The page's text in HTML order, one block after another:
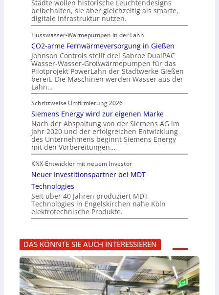
Städte wollen historische Leuchtendesigns
beibehalten, sie aber gleichzeitig als smarte,
digitale Infrastruktur nutzen.
Flusswasser-Wärmepumpen in der Lahn
CO2-arme Fernwärmeversorgung in Gießen
Johnson Controls stellt drei Sabroe DualPAC
Wasser-Wasser-Großwärmepumpen für das
Pilotprojekt PowerLahn der Stadtwerke Gießen
bereit. Die Maschinen werden Wasser aus der
Lahn…
Schrittweise Umfirmierung 2026
Siemens Energy wird zur eigenen Marke
Nach der Abspaltung von der Siemens AG im
Jahr 2020 und der erfolgreichen Entwicklung
des Unternehmens beginnt Siemens Energy
mit den Vorbereitungen…
KNX-Entwickler mit neuem Investor
Neuer Investitionspartner bei MDT
Technologies
Seit über 40 Jahren produziert MDT
Technologies in Engelskirchen nahe Köln
elektrotechnische Produkte.
DAS KÖNNTE SIE AUCH INTERESSIEREN